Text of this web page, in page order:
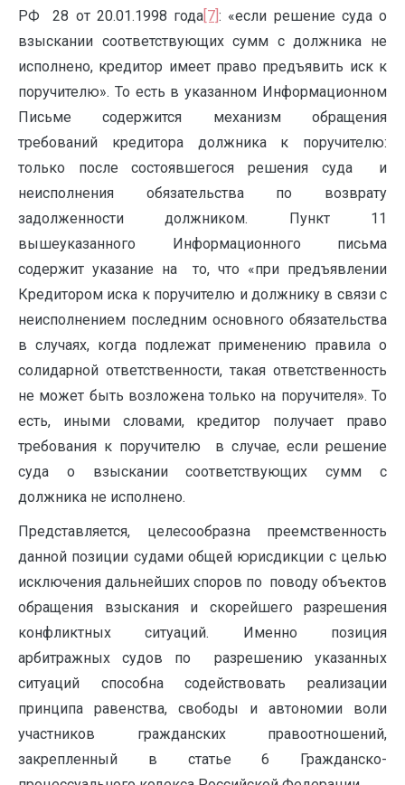
РФ 28 от 20.01.1998 года [7]: «если решение суда о
взыскании соответствующих сумм с должника не
исполнено, кредитор имеет право предъявить иск к
поручителю». То есть в указанном Информационном
Письме содержится механизм обращения
требований кредитора должника к поручителю:
только после состоявшегося решения суда и
неисполнения обязательства по возврату
задолженности должником. Пункт 11
вышеуказанного Информационного письма
содержит указание на то, что «при предъявлении
Кредитором иска к поручителю и должнику в связи с
неисполнением последним основного обязательства
в случаях, когда подлежат применению правила о
солидарной ответственности, такая ответственность
не может быть возложена только на поручителя». То
есть, иными словами, кредитор получает право
требования к поручителю в случае, если решение
суда о взыскании соответствующих сумм с
должника не исполнено.
Представляется, целесообразна преемственность
данной позиции судами общей юрисдикции с целью
исключения дальнейших споров по поводу объектов
обращения взыскания и скорейшего разрешения
конфликтных ситуаций. Именно позиция
арбитражных судов по разрешению указанных
ситуаций способна содействовать реализации
принципа равенства, свободы и автономии воли
участников гражданских правоотношений,
закрепленный в статье 6 Гражданско-